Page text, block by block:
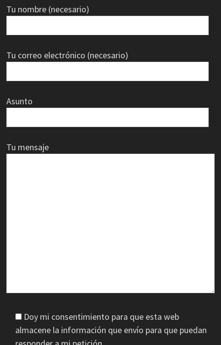
Tu nombre (necesario)
Tu correo electrónico (necesario)
Asunto
Tu mensaje
Doy mi consentimiento para que esta web
almacene la información que envío para que puedan